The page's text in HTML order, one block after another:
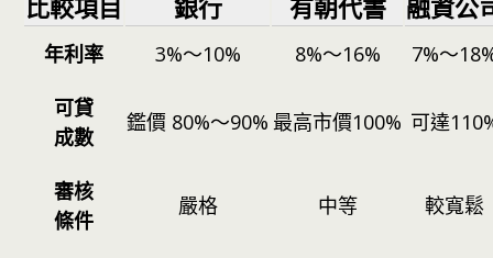
比較項目 銀行 有朝代書 融資公
年利率 3%～10% 8%～16% 7%～
可貸
成數
鑑價 80%～90% 最高市價100% 可達
審核
條件
嚴格 中等 較寬鬆